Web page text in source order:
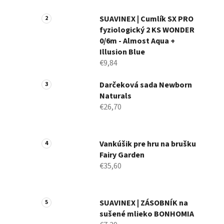
n
SUAVINEX | Cumlík SX PRO
fyziologický 2 KS WONDER
0/6m - Almost Aqua +
Illusion Blue
€9,84
Darčeková sada Newborn
Naturals
€26,70
Vankúšik pre hru na brušku
Fairy Garden
€35,60
SUAVINEX | ZÁSOBNÍK na
sušené mlieko BONHOMIA